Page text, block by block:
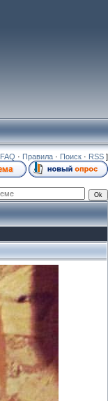
FAQ · Правила · Поиск · RSS ]